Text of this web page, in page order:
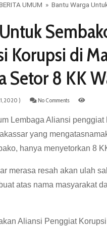
UMUM » Bantu Warga
Korupsi di
Setor 8 KK
2020 ) No Comments
Lembaga Aliansi
yang
hanya menyetorkan 8
merasa resah akan ulah
atas nama masyarakat
Aliansi Penggiat